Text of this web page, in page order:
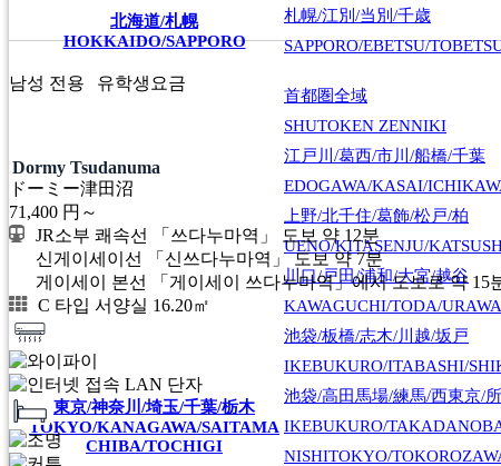
北海道/札幌
HOKKAIDO/SAPPORO
札幌/江別/当別/千歳
SAPPORO/EBETSU/
東京/神奈川/埼玉/千葉/栃木
TOKYO/KANAGAWA/SAITAMA
CHIBA/TOCHIGI
首都圏全域
SHUTOKEN ZENNIKI
江戸川/葛西/市川/船橋/千葉
EDOGAWA/KASAI/
上野/北千住/葛飾/松戸/柏
UENO/KITASENJU/
川口/戸田/浦和/大宮/越谷
KAWAGUCHI/TODA/
池袋/板橋/志木/川越/坂戸
IKEBUKURO/ITABASHI/
池袋/高田馬場/練馬/西東京/
IKEBUKURO/
NISHITOKYO/
남성 전용 유학생요금
Dormy Tsudanuma
ドーミー津田沼
71,400 円～
JR소부 쾌속선 「쓰다누마역」 도보 약 12분
신게이세이선 「신쓰다누마역」 도보 약 7분
게이세이 본선 「게이세이 쓰다누마역」에서 도보로 약 15
C 타입 서양실 16.20㎡